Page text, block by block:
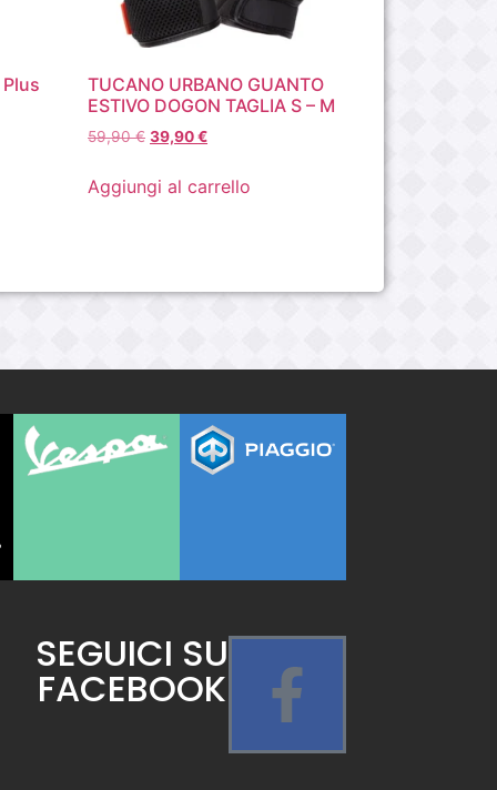
TUCANO URBANO GUANTO
ESTIVO DOGON TAGLIA S – M
59,90€ 39,90€
Aggiungi al carrello
SEGUICI SU
FACEBOOK